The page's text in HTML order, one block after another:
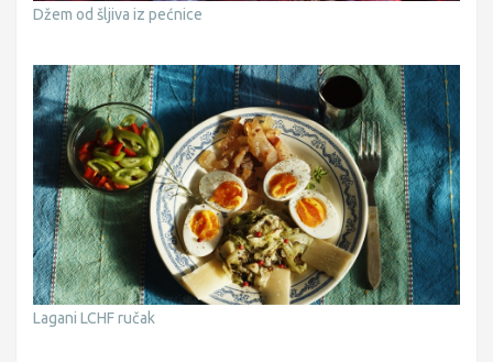
Džem od šljiva iz pećnice
Lagani LCHF ručak